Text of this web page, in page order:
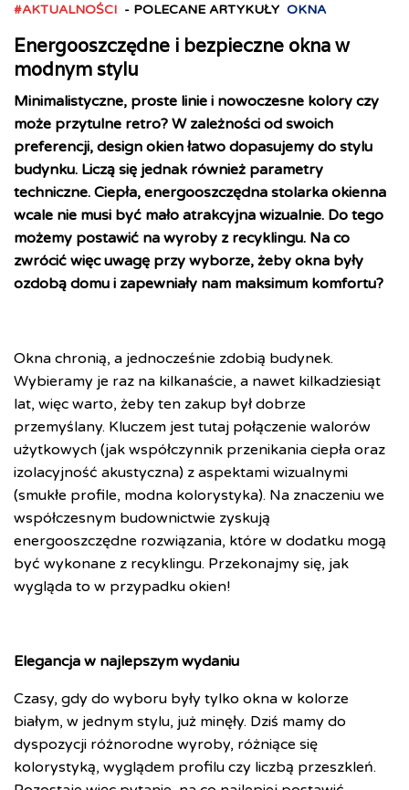
#AKTUALNOŚCI - POLECANE ARTYKUŁY OKNA
Energooszczędne i bezpieczne okna w
modnym stylu
Minimalistyczne, proste linie i nowoczesne kolory czy
może przytulne retro? W zależności od swoich
preferencji, design okien łatwo dopasujemy do stylu
budynku. Liczą się jednak również parametry
techniczne. Ciepła, energooszczędna stolarka okienna
wcale nie musi być mało atrakcyjna wizualnie. Do tego
możemy postawić na wyroby z recyklingu. Na co
zwrócić więc uwagę przy wyborze, żeby okna były
ozdobą domu i zapewniały nam maksimum komfortu?
Okna chronią, a jednocześnie zdobią budynek.
Wybieramy je raz na kilkanaście, a nawet kilkadziesiąt
lat, więc warto, żeby ten zakup był dobrze
przemyślany. Kluczem jest tutaj połączenie walorów
użytkowych (jak współczynnik przenikania ciepła oraz
izolacyjność akustyczna) z aspektami wizualnymi
(smukłe profile, modna kolorystyka). Na znaczeniu we
współczesnym budownictwie zyskują
energooszczędne rozwiązania, które w dodatku mogą
być wykonane z recyklingu. Przekonajmy się, jak
wygląda to w przypadku okien!
Elegancja w najlepszym wydaniu
Czasy, gdy do wyboru były tylko okna w kolorze
białym, w jednym stylu, już minęły. Dziś mamy do
dyspozycji różnorodne wyroby, różniące się
kolorystyką, wyglądem profilu czy liczbą przeszkleń.